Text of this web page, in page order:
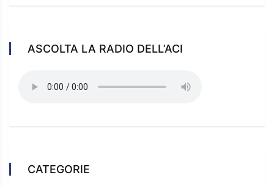
ASCOLTA LA RADIO DELL’ACI
CATEGORIE